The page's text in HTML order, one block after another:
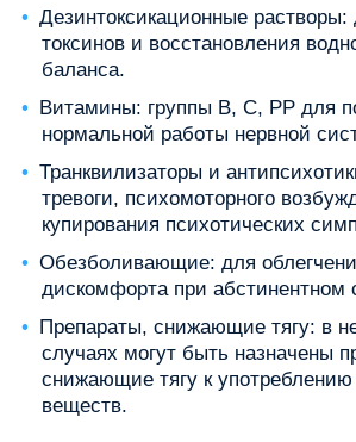
Дезинтоксикационные
токсинов и восстановления
баланса.
Витамины: группы B, C, PP для
нормальной работы нервной
Транквилизаторы и
тревоги, психомоторного
купирования психотических
Обезболивающие: для
дискомфорта при абстинентном
Препараты, снижающие тягу: в
случаях могут быть назначены
снижающие тягу к употреблению
веществ.